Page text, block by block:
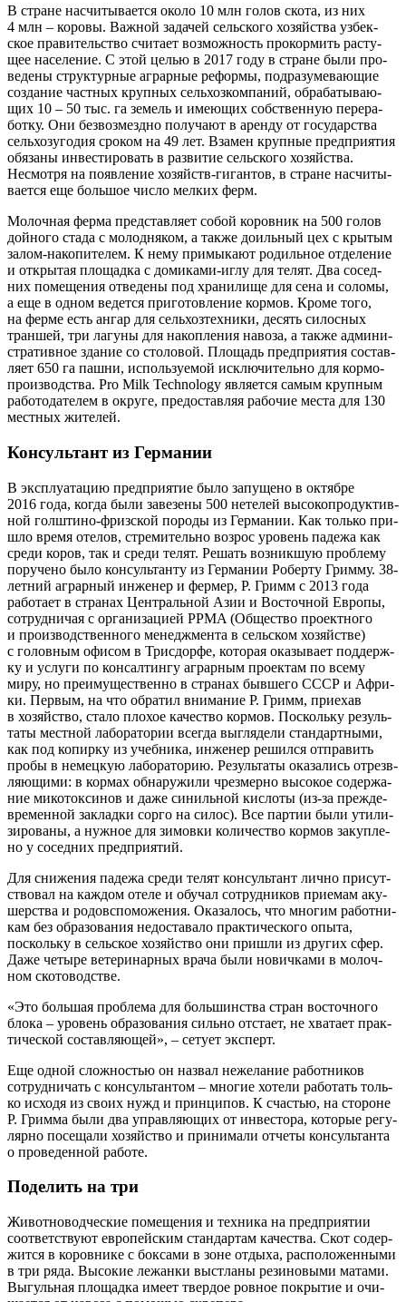
В стране насчи­ты­ва­ет­ся око­ло 10 млн голов ско­та, из них
4 млн – коро­вы. Важ­ной зада­чей сель­ско­го хозяй­ства узбек­
ское пра­ви­тель­ство счи­та­ет воз­мож­ность про­кор­мить рас­ту­
щее насе­ле­ние. С этой целью в 2017 году в стране были про­
ве­де­ны струк­тур­ные аграр­ные рефор­мы, под­ра­зу­ме­ва­ю­щие
созда­ние част­ных круп­ных сель­хоз­ком­па­ний, обра­ба­ты­ва­ю­
щих 10 – 50 тыс. га земель и име­ю­щих соб­ствен­ную пере­ра­
бот­ку. Они без­воз­мезд­но полу­ча­ют в арен­ду от госу­дар­ства
сель­хоз­уго­дия сро­ком на 49 лет. Вза­мен круп­ные пред­при­я­тия
обя­за­ны инве­сти­ро­вать в раз­ви­тие сель­ско­го хозяй­ства.
Несмот­ря на появ­ле­ние хозяйств-гиган­тов, в стране насчи­ты­
ва­ет­ся еще боль­шое чис­ло мел­ких ферм.
Молоч­ная фер­ма пред­став­ля­ет собой коров­ник на 500 голов
дой­но­го ста­да с молод­ня­ком, а так­же доиль­ный цех с кры­тым
залом-нако­пи­те­лем. К нему при­мы­ка­ют родиль­ное отде­ле­ние
и откры­тая пло­щад­ка с доми­ка­ми-иглу для телят. Два сосед­
них поме­ще­ния отве­де­ны под хра­ни­ли­ще для сена и соло­мы,
а еще в одном ведет­ся при­го­тов­ле­ние кор­мов. Кро­ме того,
на фер­ме есть ангар для сель­хоз­тех­ни­ки, десять силос­ных
тран­шей, три лагу­ны для накоп­ле­ния наво­за, а так­же адми­ни­
стра­тив­ное зда­ние со сто­ло­вой. Пло­щадь пред­при­я­тия состав­
ля­ет 650 га паш­ни, исполь­зу­е­мой исклю­чи­тель­но для кор­мо­
про­из­вод­ства. Pro Milk Technology явля­ет­ся самым круп­ным
рабо­то­да­те­лем в окру­ге, предо­став­ляя рабо­чие места для 130
мест­ных жителей.
Консультант из Германии
В экс­плу­а­та­цию пред­при­я­тие было запу­ще­но в октяб­ре
2016 года, когда были заве­зе­ны 500 нете­лей высо­ко­про­дук­тив­
ной гол­ш­ти­но-фриз­ской поро­ды из Гер­ма­нии. Как толь­ко при­
шло вре­мя оте­лов, стре­ми­тель­но воз­рос уро­вень паде­жа как
сре­ди коров, так и сре­ди телят. Решать воз­ник­шую про­бле­му
пору­че­но было кон­суль­тан­ту из Гер­ма­нии Робер­ту Грим­му. 38-
лет­ний аграр­ный инже­нер и фер­мер, Р. Гримм с 2013 года
рабо­та­ет в стра­нах Цен­траль­ной Азии и Восточ­ной Евро­пы,
сотруд­ни­чая с орга­ни­за­ци­ей PPMA (Обще­ство про­ект­но­го
и про­из­вод­ствен­но­го менедж­мен­та в сель­ском хозяй­стве)
с голов­ным офи­сом в Трисдор­фе, кото­рая ока­зы­ва­ет под­держ­
ку и услу­ги по кон­сал­тин­гу аграр­ным про­ек­там по все­му
миру, но пре­иму­ще­ствен­но в стра­нах быв­ше­го СССР и Афри­
ки. Пер­вым, на что обра­тил вни­ма­ние Р. Гримм, при­е­хав
в хозяй­ство, ста­ло пло­хое каче­ство кор­мов. Посколь­ку резуль­
та­ты мест­ной лабо­ра­то­рии все­гда выгля­де­ли стан­дарт­ны­ми,
как под копир­ку из учеб­ни­ка, инже­нер решил­ся отпра­вить
про­бы в немец­кую лабо­ра­то­рию. Резуль­та­ты ока­за­лись отрезв­
ля­ю­щи­ми: в кор­мах обна­ру­жи­ли чрез­мер­но высо­кое содер­жа­
ние мико­ток­си­нов и даже синиль­ной кис­ло­ты (из-за преж­де­
вре­мен­ной заклад­ки сор­го на силос). Все пар­тии были ути­ли­
зи­ро­ва­ны, а нуж­ное для зимов­ки коли­че­ство кор­мов закуп­ле­
но у сосед­них предприятий.
Для сни­же­ния паде­жа сре­ди телят кон­суль­тант лич­но при­сут­
ство­вал на каж­дом оте­ле и обу­чал сотруд­ни­ков при­е­мам аку­
шер­ства и родо­вспо­мо­же­ния. Ока­за­лось, что мно­гим работ­ни­
кам без обра­зо­ва­ния недо­ста­ва­ло прак­ти­че­ско­го опы­та,
посколь­ку в сель­ское хозяй­ство они при­шли из дру­гих сфер.
Даже четы­ре вете­ри­нар­ных вра­ча были нович­ка­ми в молоч­
ном скотоводстве.
«Это боль­шая про­бле­ма для боль­шин­ства стран восточ­но­го
бло­ка – уро­вень обра­зо­ва­ния силь­но отста­ет, не хва­та­ет прак­
ти­че­ской состав­ля­ю­щей», – сету­ет эксперт.
Еще одной слож­но­стью он назвал неже­ла­ние работ­ни­ков
сотруд­ни­чать с кон­суль­тан­том – мно­гие хоте­ли рабо­тать толь­
ко исхо­дя из сво­их нужд и прин­ци­пов. К сча­стью, на сто­роне
Р. Грим­ма были два управ­ля­ю­щих от инве­сто­ра, кото­рые регу­
ляр­но посе­ща­ли хозяй­ство и при­ни­ма­ли отче­ты кон­суль­тан­та
о про­ве­ден­ной работе.
Поделить на три
Живот­но­вод­че­ские поме­ще­ния и тех­ни­ка на пред­при­я­тии
соот­вет­ству­ют евро­пей­ским стан­дар­там каче­ства. Скот содер­
жит­ся в коров­ни­ке с бок­са­ми в зоне отды­ха, рас­по­ло­жен­ны­ми
в три ряда. Высо­кие лежан­ки выстла­ны рези­но­вы­ми мата­ми.
Выгуль­ная пло­щад­ка име­ет твер­дое ров­ное покры­тие и очи­